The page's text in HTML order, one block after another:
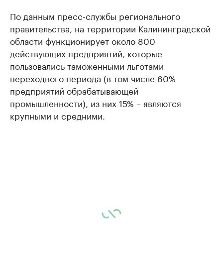
По данным пресс-службы регионального
правительства, на территории Калининградской
области функционирует около 800
действующих предприятий, которые
пользовались таможенными льготами
переходного периода (в том числе 60%
предприятий обрабатывающей
промышленности), из них 15% – являются
крупными и средними.